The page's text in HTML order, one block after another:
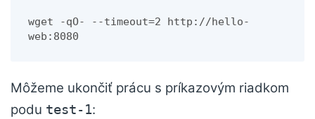
wget -qO- --timeout=2 http://hello-
web:8080
Môžeme ukončiť prácu s príkazovým riadkom
podu test-1: